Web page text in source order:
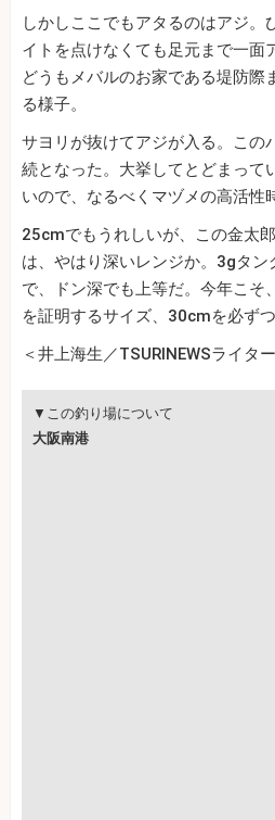
しかしここでもアタるのはアジ。
イトを点けなくても足元まで一面
どうもメバルのお家である堤防際
る様子。
サヨリが抜けてアジが入る。この
続となった。大挙してとどまって
いので、なるべくマヅメの高活性
25cmでもうれしいが、この金太
は、やはり深いレンジか。3gタ
で、ドン深でも上等だ。今年こそ
を証明するサイズ、30cmを必ず
＜井上海生／TSURINEWSライタ
▼この釣り場について
大阪南港